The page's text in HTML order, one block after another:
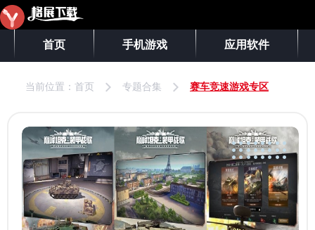
首页 手机游戏 应用软件
当前位置： 首页 专题合集 赛车竞速游戏专区